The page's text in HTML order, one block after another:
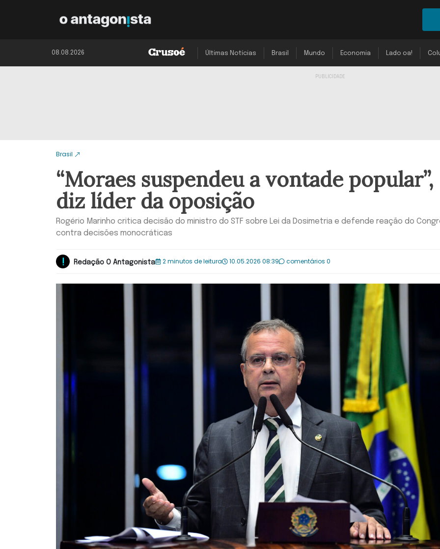
08.08.2026 Últimas Notícias Brasil Mundo Economia Lado oa!
Brasil
“Moraes suspendeu a vontade popular”,
diz líder da oposição
Rogério Marinho critica decisão do ministro do STF sobre Lei da Dosimetria e defende reação do
contra decisões monocráticas
Redação O Antagonista 2 minutos de leitura 10.05.2026 08:39 comentários 0